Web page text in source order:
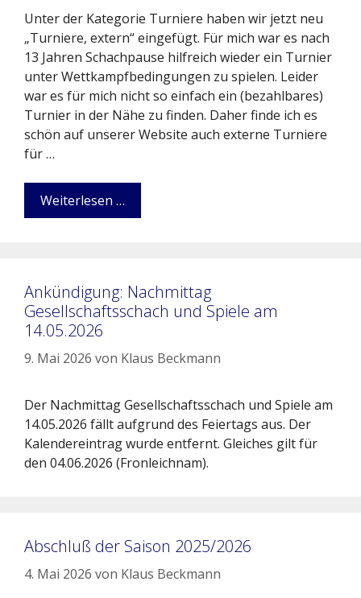
Unter der Kategorie Turniere haben wir jetzt neu
„Turniere, extern“ eingefügt. Für mich war es nach
13 Jahren Schachpause hilfreich wieder ein Turnier
unter Wettkampfbedingungen zu spielen. Leider
war es für mich nicht so einfach ein (bezahlbares)
Turnier in der Nähe zu finden. Daher finde ich es
schön auf unserer Website auch externe Turniere
für …
Weiterlesen …
Ankündigung: Nachmittag
Gesellschaftsschach und Spiele am
14.05.2026
9. Mai 2026 von Klaus Beckmann
Der Nachmittag Gesellschaftsschach und Spiele am
14.05.2026 fällt aufgrund des Feiertags aus. Der
Kalendereintrag wurde entfernt. Gleiches gilt für
den 04.06.2026 (Fronleichnam).
Abschluß der Saison 2025/2026
4. Mai 2026 von Klaus Beckmann